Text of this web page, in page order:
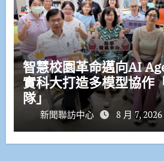
智慧校園革命邁向AI
實科大打造多模型協作
隊」
新聞聯訪中心 8 月 7, 2026